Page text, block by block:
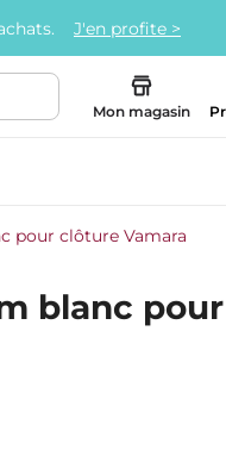
J'en profite >
Mon magasin
pour clôture Vamara
blanc